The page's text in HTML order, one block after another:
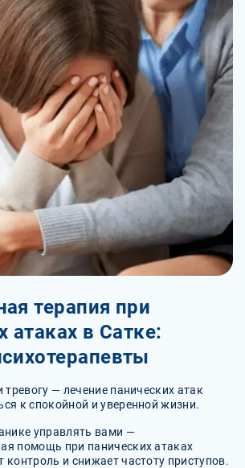
терапия при
атаках в Сатке:
тревогу — лечение панических атак
к спокойной и уверенной жизни.
управлять вами —
помощь при панических атаках
контроль и снижает частоту приступов.